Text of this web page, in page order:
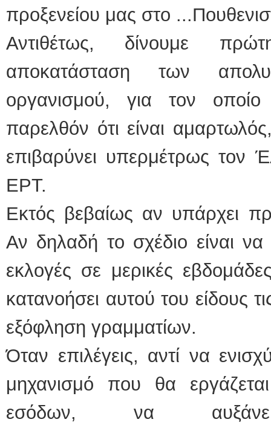
προξενείου μας στο
Αντιθέτως, δίνουμε
αποκατάσταση των
οργανισμού, για τον
παρελθόν ότι είναι
επιβαρύνει υπερμέτρως τον
ΕΡΤ.
Εκτός βεβαίως αν υπάρχει
Αν δηλαδή το σχέδιο είναι
εκλογές σε μερικές
κατανοήσει αυτού του είδους
εξόφληση γραμματίων.
Όταν επιλέγεις, αντί να
μηχανισμό που θα
εσόδων, να